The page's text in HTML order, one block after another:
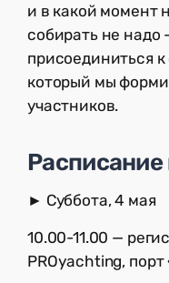
и в какой момент
собирать не надо
присоединиться
который мы
участников.
► Суббота, 4 мая
10.00-11.00 —
PROyachting,